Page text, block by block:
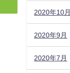
2020年10月
2020年9月
2020年7月